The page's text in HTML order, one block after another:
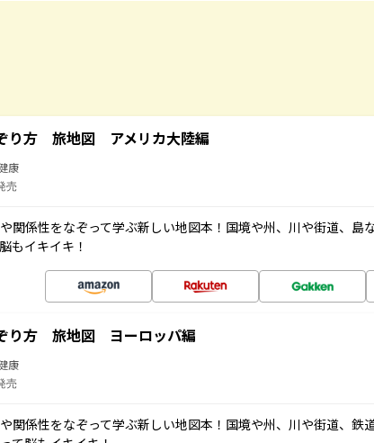
り方 旅地図 アメリカ大陸編
康
売
関係性をなぞって学ぶ新しい地図本！国境や州、川や街道、島
もイキイキ！
り方 旅地図 ヨーロッパ編
康
売
関係性をなぞって学ぶ新しい地図本！国境や州、川や街道、鉄